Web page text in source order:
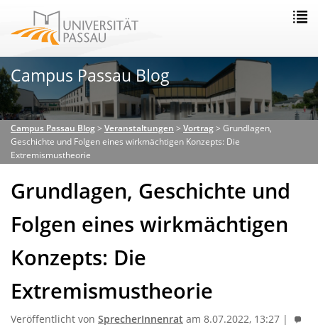
Campus Passau Blog
Campus Passau Blog> Veranstaltungen > Vortrag> Grundlagen,
Geschichte und Folgen eines wirkmächtigen Konzepts: Die
Extremismustheorie
Grundlagen, Geschichte und
Folgen eines wirkmächtigen
Konzepts: Die
Extremismustheorie
Veröffentlicht von SprecherInnenrat am 8.07.2022, 13:27 |